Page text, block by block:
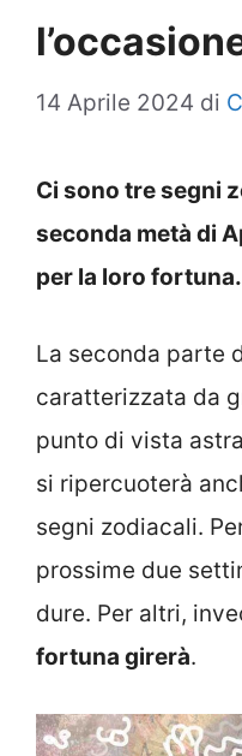
14 Aprile 2024 di
Ci sono tre segni
seconda metà di
per la loro
La seconda parte
caratterizzata da
punto di vista
si ripercuoterà
segni zodiacali.
prossime due
dure. Per altri,
fortuna girerà.